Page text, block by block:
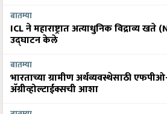
बातम्या
ICL ने महाराष्ट्रात अत्याधुनिक विद्राव्य खते
उद्घाटन केले
बातम्या
भारताच्या ग्रामीण अर्थव्यवस्थेसाठी
अ‍ॅग्रीव्होल्टाईक्सची आशा